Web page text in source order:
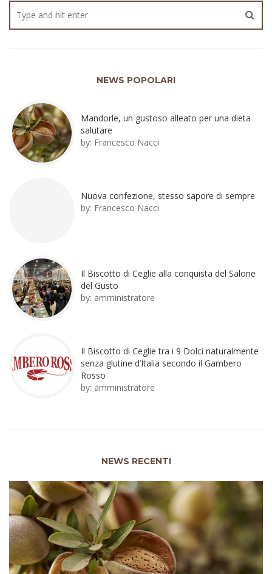
NEWS POPOLARI
Mandorle, un gustoso alleato per una dieta
salutare
by: Francesco Nacci
Nuova confezione, stesso sapore di sempre
by: Francesco Nacci
Il Biscotto di Ceglie alla conquista del Salone
del Gusto
by: amministratore
Il Biscotto di Ceglie tra i 9 Dolci naturalmente
senza glutine d’Italia secondo il Gambero
Rosso
by: amministratore
NEWS RECENTI